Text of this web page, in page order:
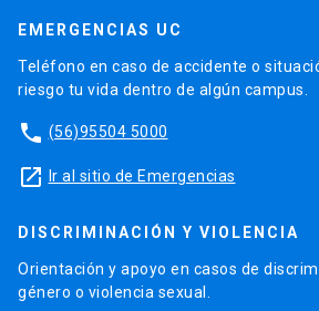
EMERGENCIAS UC
Teléfono en caso de accidente o
riesgo tu vida dentro de algún campus.
phone (56)95504 5000
launch Ir al sitio de Emergencias
DISCRIMINACIÓN Y VIOLENCIA
Orientación y apoyo en casos de
género o violencia sexual.